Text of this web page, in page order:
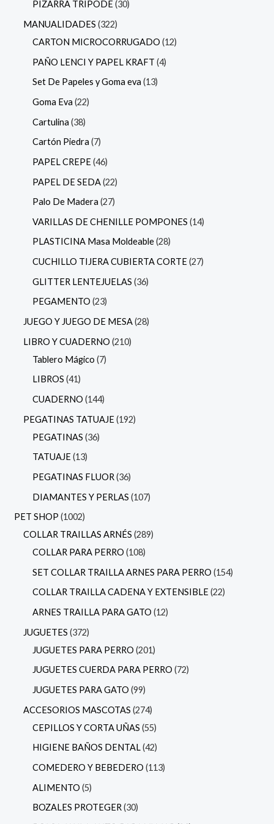
PIZARRA TRIPODE 30
MANUALIDADES 322
CARTON MICROCORRUGADO 12
PAÑO LENCI Y PAPEL KRAFT 4
Set De Papeles y Goma eva 13
Goma Eva 22
Cartulina 38
Cartón Piedra 7
PAPEL CREPE 46
PAPEL DE SEDA 22
Palo De Madera 27
VARILLAS DE CHENILLE POMPONES 14
PLASTICINA Masa Moldeable 28
CUCHILLO TIJERA CUBIERTA CORTE 27
GLITTER LENTEJUELAS 36
PEGAMENTO 23
JUEGO Y JUEGO DE MESA 28
LIBRO Y CUADERNO 210
Tablero Mágico 7
LIBROS 41
CUADERNO 144
PEGATINAS TATUAJE 192
PEGATINAS 36
TATUAJE 13
PEGATINAS FLUOR 36
DIAMANTES Y PERLAS 107
PET SHOP 1002
COLLAR TRAILLAS ARNÉS 289
COLLAR PARA PERRO 108
SET COLLAR TRAILLA ARNES PARA PERRO 154
COLLAR TRAILLA CADENA Y EXTENSIBLE 22
ARNES TRAILLA PARA GATO 12
JUGUETES 372
JUGUETES PARA PERRO 201
JUGUETES CUERDA PARA PERRO 72
JUGUETES PARA GATO 99
ACCESORIOS MASCOTAS 274
CEPILLOS Y CORTA UÑAS 55
HIGIENE BAÑOS DENTAL 42
COMEDERO Y BEBEDERO 113
ALIMENTO 5
BOZALES PROTEGER 30